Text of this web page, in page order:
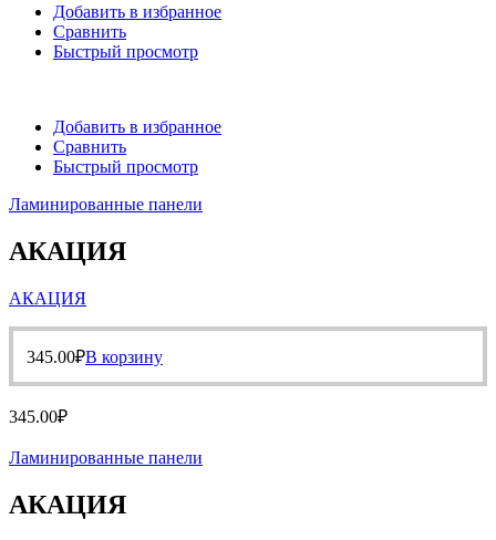
Добавить в избранное
Сравнить
Быстрый просмотр
Добавить в избранное
Сравнить
Быстрый просмотр
Ламинированные панели
АКАЦИЯ
АКАЦИЯ
345.00₽В корзину
345.00₽
Ламинированные панели
АКАЦИЯ